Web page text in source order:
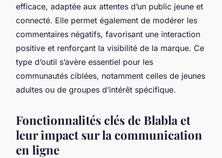
efficace, adaptée aux attentes d’un public jeune et
connecté. Elle permet également de modérer les
commentaires négatifs, favorisant une interaction
positive et renforçant la visibilité de la marque. Ce
type d’outil s’avère essentiel pour les
communautés ciblées, notamment celles de jeunes
adultes ou de groupes d’intérêt spécifique.
Fonctionnalités clés de Blabla et
leur impact sur la communication
en ligne